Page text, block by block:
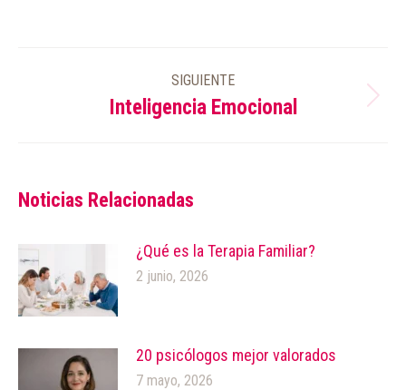
PUBLICACIONES
SIGUIENTE
Publicación
Inteligencia Emocional
Noticias Relacionadas
¿Qué es la Terapia Familiar?
2 junio, 2026
20 psicólogos mejor valorados
7 mayo, 2026